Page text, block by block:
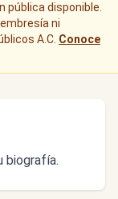
pública disponible.
ni
A.C. Conoce
biografía.